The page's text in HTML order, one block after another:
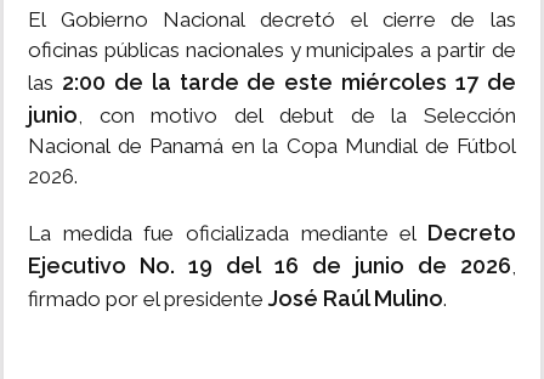
El Gobierno Nacional decretó el cierre de las
oficinas públicas nacionales y municipales a partir de
las 2:00 de la tarde de este miércoles 17 de
junio, con motivo del debut de la Selección
Nacional de Panamá en la Copa Mundial de Fútbol
2026.
La medida fue oficializada mediante el Decreto
Ejecutivo No. 19 del 16 de junio de 2026,
firmado por el presidente José Raúl Mulino.